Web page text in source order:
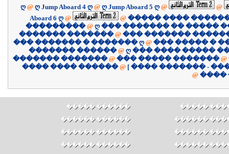
ღ @ ღ Jump Aboard 4 ღ @ ღ Jump Aboard 5 ღ @
@
Aboard 6 ღ @ @ ����� ����
��������� @ ღ ��� ������� �� �����
������� ������� @ ��� �������
��� ������� � ������� ღ @ ��� ����� �
������� ������ @ ღ ��� ���� �����
������� ������� @ ��� ����� ������� @
@
������ ���� ����
@
������ �����
������ ������
������ ������
������ ������
������
������
������
������